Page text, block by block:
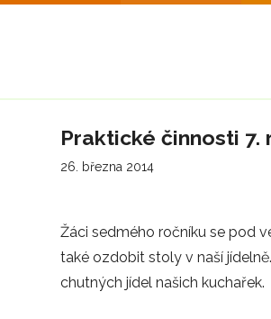
Praktické činnosti 7.
26. března 2014
Žáci sedmého ročníku se pod
také ozdobit stoly v naší
chutných jídel našich kuchařek.